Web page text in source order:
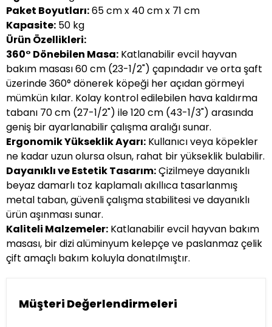
Paket Boyutları:65 cm x 40 cm x 71 cm
Kapasite: 50 kg
Ürün Özellikleri:
360° Dönebilen Masa: Katlanabilir evcil hayvan
bakım masası 60 cm (23-1/2") çapındadır ve orta şaft
üzerinde 360° dönerek köpeği her açıdan görmeyi
mümkün kılar. Kolay kontrol edilebilen hava kaldırma
tabanı 70 cm (27-1/2") ile 120 cm (43-1/3") arasında
geniş bir ayarlanabilir çalışma aralığı sunar.
Ergonomik Yükseklik Ayarı: Kullanıcı veya köpekler
ne kadar uzun olursa olsun, rahat bir yükseklik bulabilir.
Dayanıklı ve Estetik Tasarım:Çizilmeye dayanıklı
beyaz damarlı toz kaplamalı akıllıca tasarlanmış
metal taban, güvenli çalışma stabilitesi ve dayanıklı
ürün aşınması sunar.
Kaliteli Malzemeler: Katlanabilir evcil hayvan bakım
masası, bir dizi alüminyum kelepçe ve paslanmaz çelik
çift amaçlı bakım koluyla donatılmıştır.
Müşteri Değerlendirmeleri